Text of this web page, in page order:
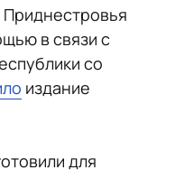
в связи с
со
издание
для